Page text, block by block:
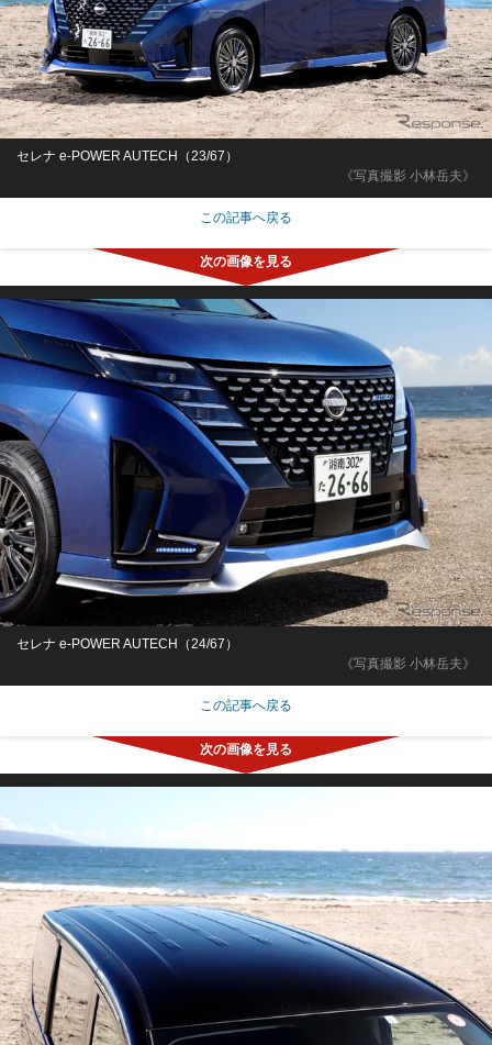
《写真撮影 小林岳夫》
セレナ e-POWER AUTECH（23/67）
この記事へ戻る
《写真撮影 小林岳夫》
セレナ e-POWER AUTECH（24/67）
この記事へ戻る